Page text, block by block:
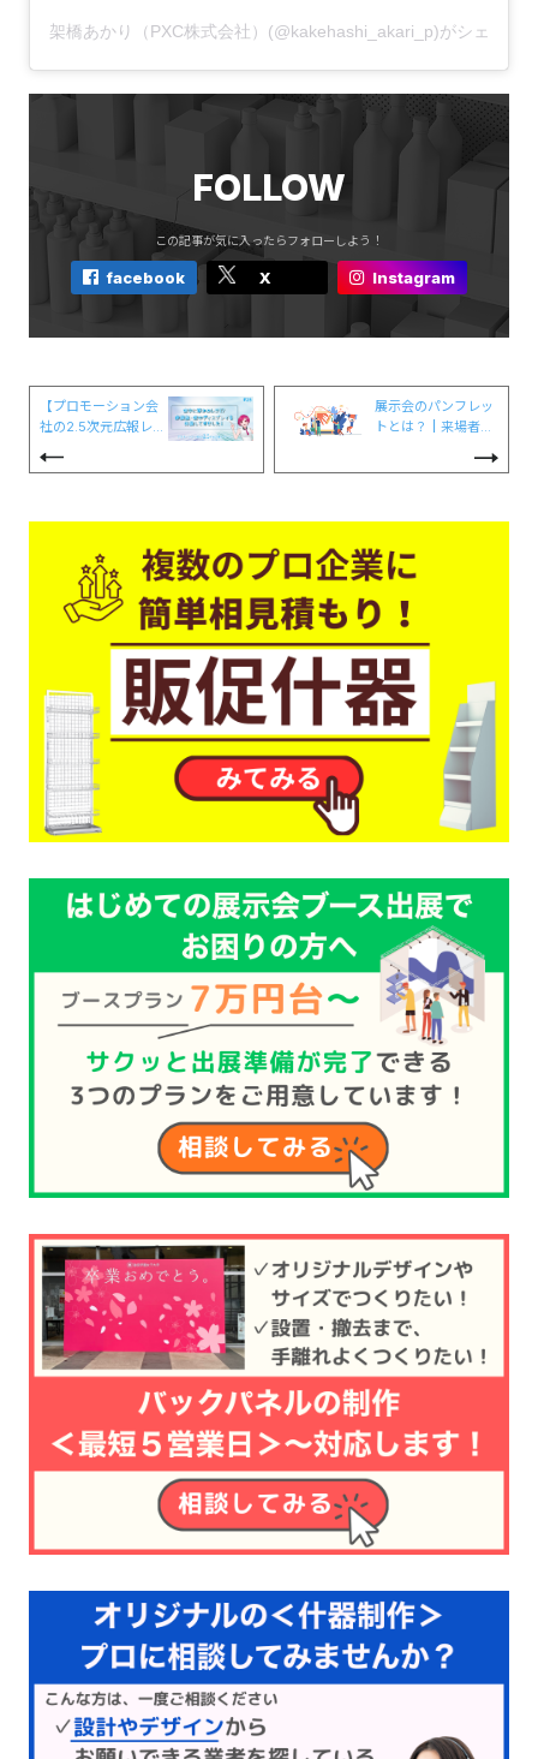
架橋あかり（PXC株式会社）(@kakehashi_akari_p)がシェアし
FOLLOW
この記事が気に入ったらフォローしよう！
facebook X Instagram
【プロモーション会
社の2.5次元広報レ
浮かぶレジ！？非接
展示会のパンフレッ
トとは？┃来場者を